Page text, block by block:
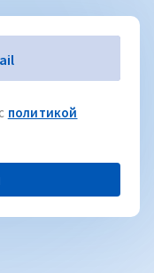
политикой